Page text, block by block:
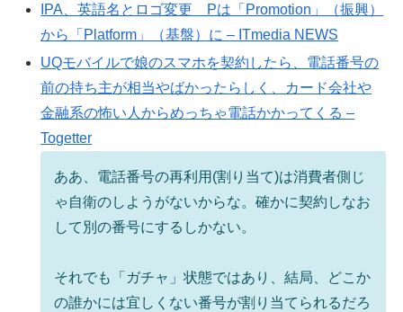
IPA、英語名とロゴ変更 Pは「Promotion」（振興）
から「Platform」（基盤）に – ITmedia NEWS
UQモバイルで娘のスマホを契約したら、電話番号の
前の持ち主が相当やばかったらしく、カード会社や
金融系の怖い人からめっちゃ電話かかってくる –
Togetter
ああ、電話番号の再利用(割り当て)は消費者側じ
ゃ自衛のしようがないからな。確かに契約しなお
して別の番号にするしかない。
それでも「ガチャ」状態ではあり、結局、どこか
の誰かには宜しくない番号が割り当てられるだろ